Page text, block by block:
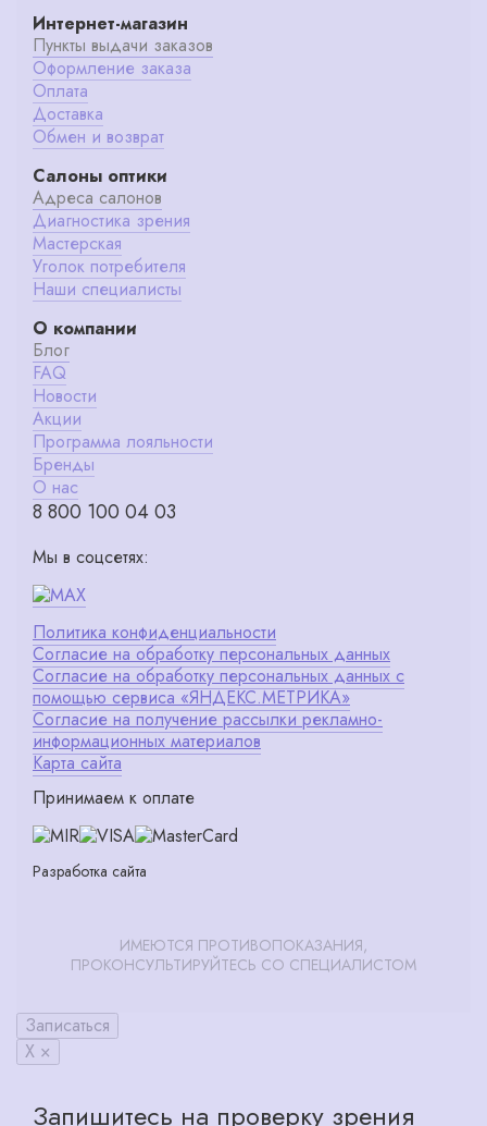
Интернет-магазин
Пункты выдачи заказов
Оформление заказа
Оплата
Доставка
Обмен и возврат
Салоны оптики
Адреса салонов
Диагностика зрения
Мастерская
Уголок потребителя
Наши специалисты
О компании
Блог
FAQ
Новости
Акции
Программа лояльности
Бренды
О нас
8 800 100 04 03
Мы в соцсетях:
Политика конфиденциальности
Согласие на обработку персональных данных
Согласие на обработку персональных данных с
помощью сервиса «ЯНДЕКС.МЕТРИКА»
Согласие на получение рассылки рекламно-
информационных материалов
Карта сайта
Принимаем к оплате
Разработка сайта
ИМЕЮТСЯ ПРОТИВОПОКАЗАНИЯ,
ПРОКОНСУЛЬТИРУЙТЕСЬ СО СПЕЦИАЛИСТОМ
Записаться
X ×
Запишитесь на проверку зрения